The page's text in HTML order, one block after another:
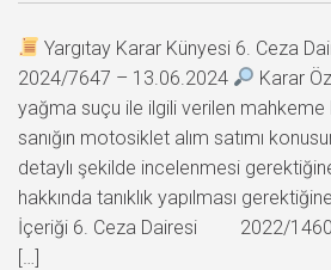
Yargıtay Karar Künyesi 6. Ceza
2024/7647 – 13.06.2024
Karar
yağma suçu ile ilgili verilen mahkeme
sanığın motosiklet alım satımı
detaylı şekilde incelenmesi
hakkında tanıklık yapılması
İçeriği 6. Ceza Dairesi 2022/
[…]